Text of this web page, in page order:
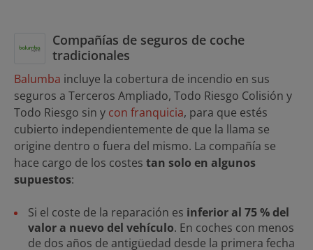
Compañías de seguros de coche
tradicionales
Balumba incluye la cobertura de incendio en sus
seguros a Terceros Ampliado, Todo Riesgo Colisión y
Todo Riesgo sin y con franquicia, para que estés
cubierto independientemente de que la llama se
origine dentro o fuera del mismo. La compañía se
hace cargo de los costes tan solo en algunos
supuestos:
Si el coste de la reparación es inferior al 75 % del
valor a nuevo del vehículo. En coches con menos
de dos años de antigüedad desde la primera fecha